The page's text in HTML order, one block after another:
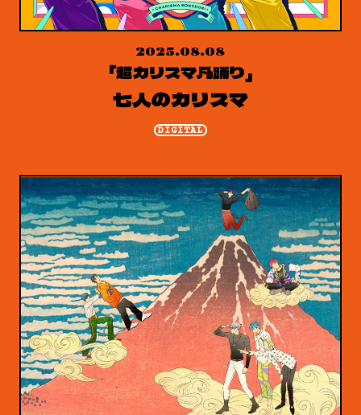
2025.08.08
「超カリスマ凡踊り」
七人のカリスマ
DIGITAL